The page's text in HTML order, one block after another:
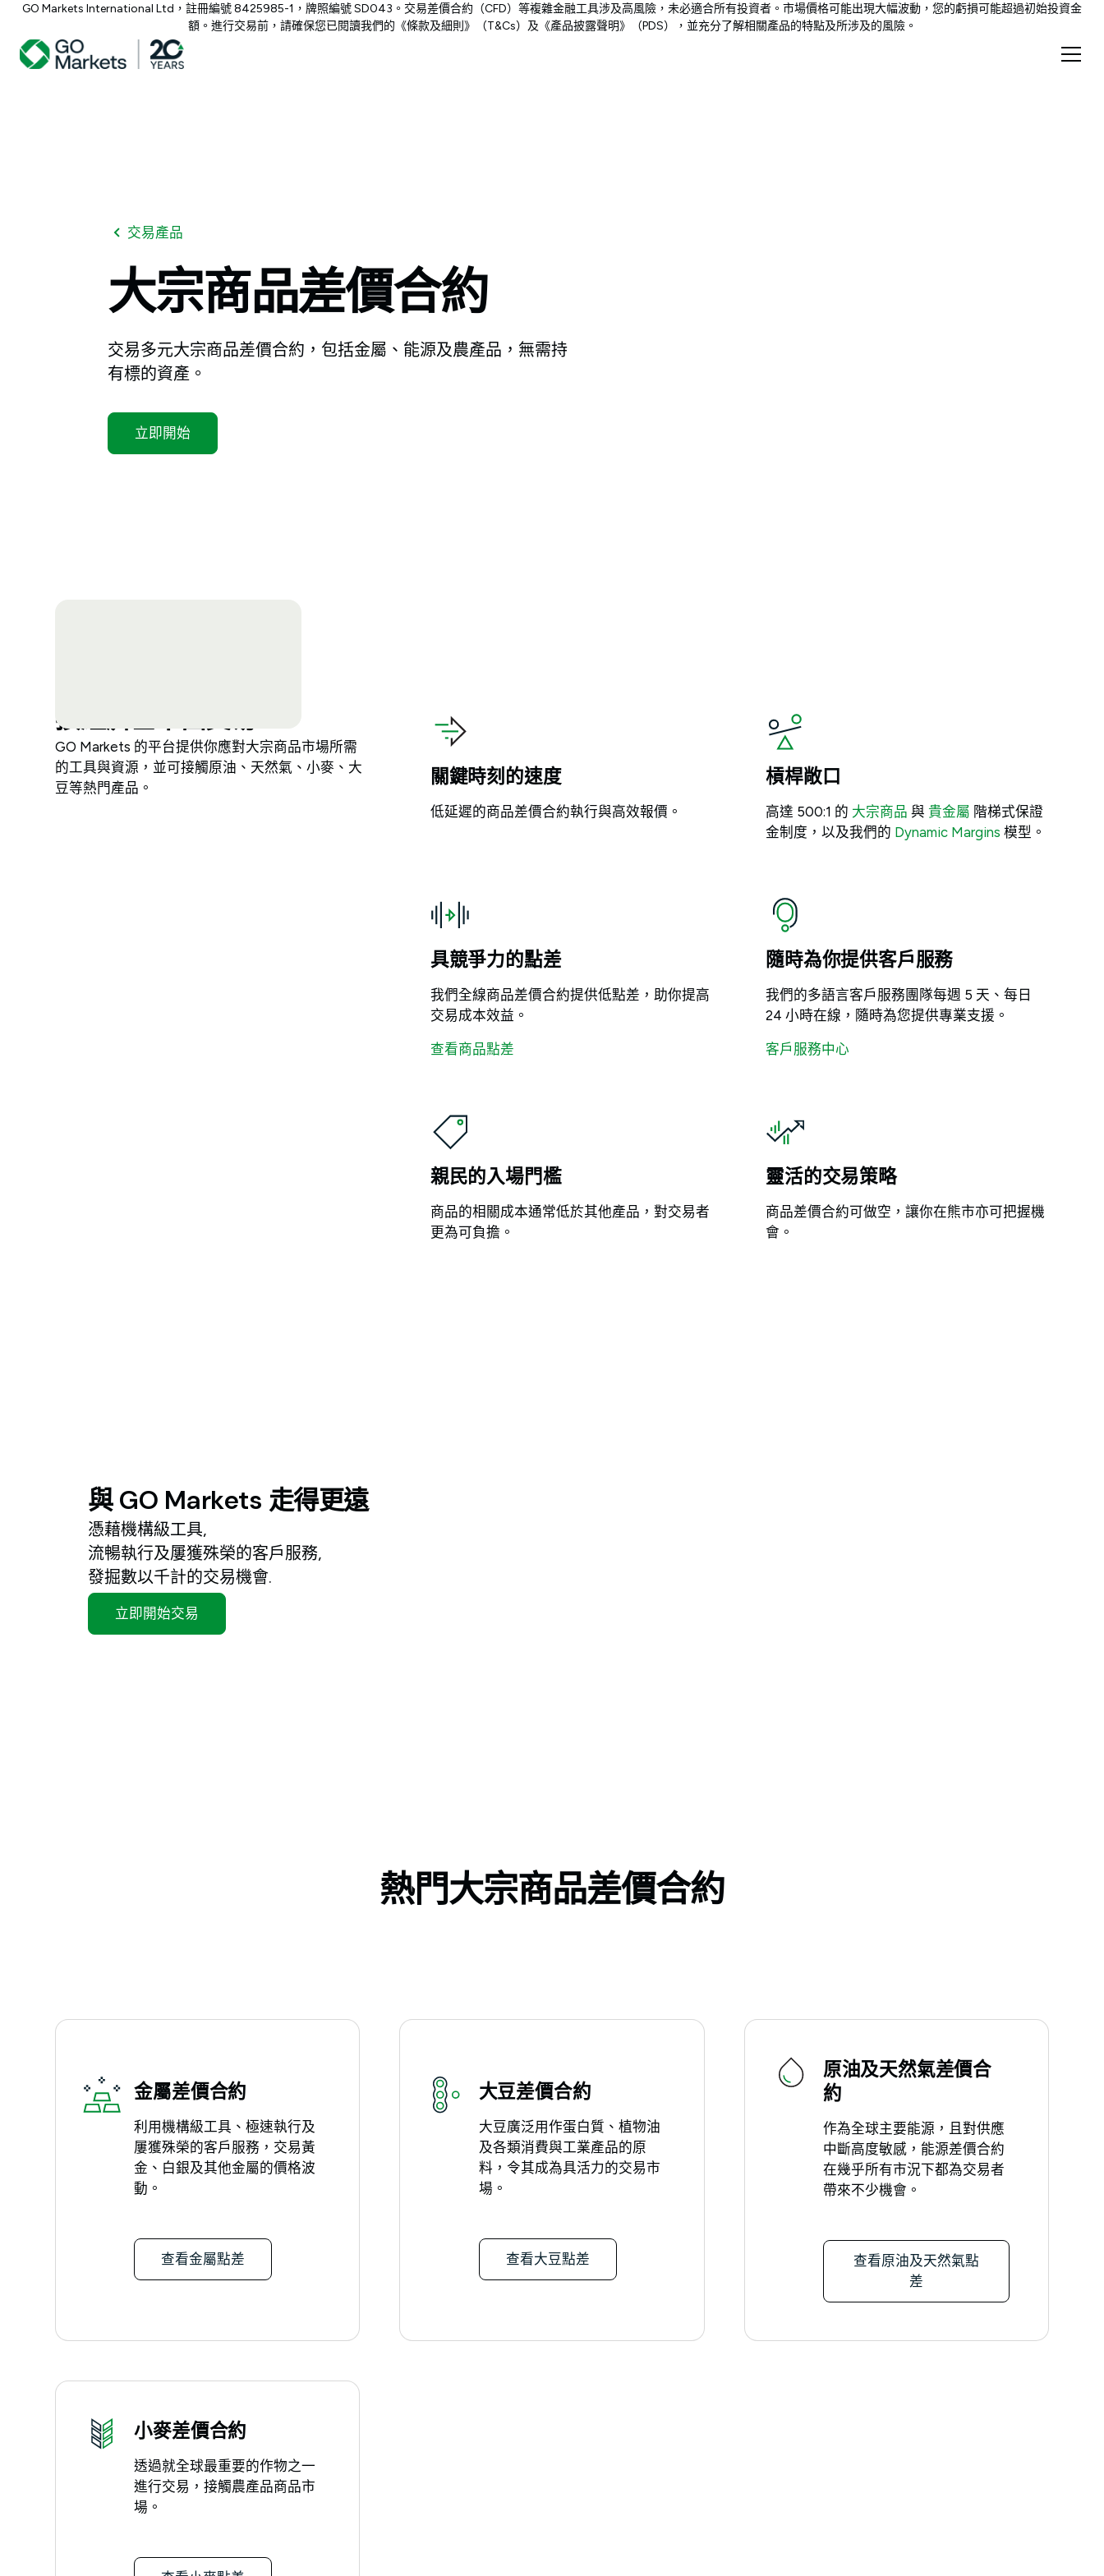
GO Markets International Ltd，註冊編號 8425985-1，牌照編號 SD043。交易差價合約（CFD）等複雜金融工具涉及高風險，未必適合所有投資者。市場價格可能出現大幅波動，您的虧損可能超過初始投資金
額。進行交易前，請確保您已閱讀我們的《條款及細則》（T&Cs）及《產品披露聲明》（PDS），並充分了解相關產品的特點及所涉及的風險。
交易產品
大宗商品差價合約
交易多元大宗商品差價合約，包括金屬、能源及農產品，無需持
有標的資產。
立即開始
按經濟基本面交易
GO Markets 的平台提供你應對大宗商品市場所需
的工具與資源，並可接觸原油、天然氣、小麥、大
豆等熱門產品。
關鍵時刻的速度
低延遲的商品差價合約執行與高效報價。
槓桿敞口
高達 500:1 的 大宗商品 與 貴金屬 階梯式保證
金制度，以及我們的 Dynamic Margins 模型。
具競爭力的點差
我們全線商品差價合約提供低點差，助你提高
交易成本效益。
查看商品點差
隨時為你提供客戶服務
我們的多語言客戶服務團隊每週 5 天、每日
24 小時在線，隨時為您提供專業支援。
客戶服務中心
親民的入場門檻
商品的相關成本通常低於其他產品，對交易者
更為可負擔。
靈活的交易策略
商品差價合約可做空，讓你在熊市亦可把握機
會。
與 GO Markets 走得更遠
憑藉機構級工具,
流暢執行及屢獲殊榮的客戶服務,
發掘數以千計的交易機會.
立即開始交易
熱門大宗商品差價合約
金屬差價合約
利用機構級工具、極速執行及
屢獲殊榮的客戶服務，交易黃
金、白銀及其他金屬的價格波
動。
查看金屬點差
大豆差價合約
大豆廣泛用作蛋白質、植物油
及各類消費與工業產品的原
料，令其成為具活力的交易市
場。
查看大豆點差
原油及天然氣差價合
約
作為全球主要能源，且對供應
中斷高度敏感，能源差價合約
在幾乎所有市況下都為交易者
帶來不少機會。
查看原油及天然氣點
差
小麥差價合約
透過就全球最重要的作物之一
進行交易，接觸農產品商品市
場。